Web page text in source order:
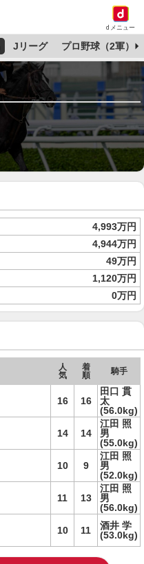
dメニュー
Jリーグ プロ野球（2軍）
4,993万円
4,944万円
49万円
1,120万円
0万円
人
気
着
順
騎手
16 16
田口 貫
太
(56.0kg)
14 14
江田 照
男
(55.0kg)
10 9
江田 照
男
(52.0kg)
11 13
江田 照
男
(56.0kg)
10 11
酒井 学
(53.0kg)